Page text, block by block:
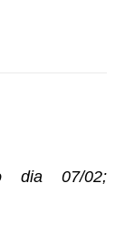
dia 07/02;